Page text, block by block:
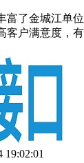
富了金城江单
客户满意度，